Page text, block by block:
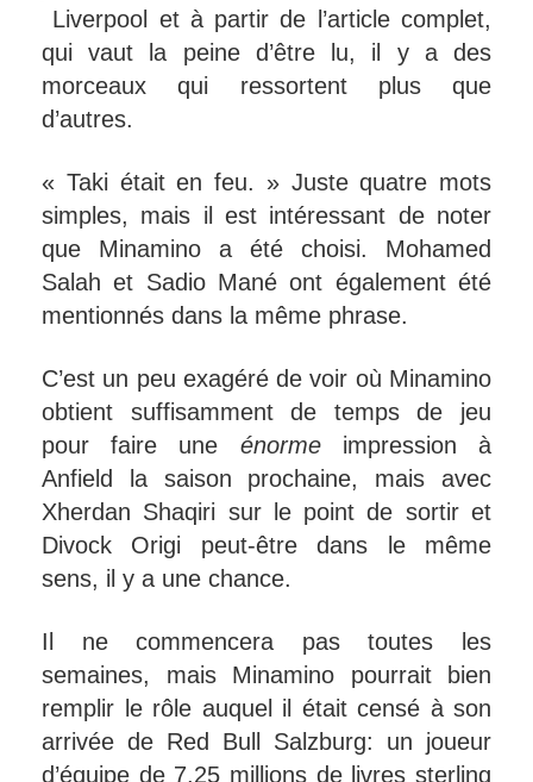
Liverpool et à partir de l’article complet,
qui vaut la peine d’être lu, il y a des
morceaux qui ressortent plus que
d’autres.
« Taki était en feu. » Juste quatre mots
simples, mais il est intéressant de noter
que Minamino a été choisi. Mohamed
Salah et Sadio Mané ont également été
mentionnés dans la même phrase.
C’est un peu exagéré de voir où Minamino
obtient suffisamment de temps de jeu
pour faire une énormeimpression à
Anfield la saison prochaine, mais avec
Xherdan Shaqiri sur le point de sortir et
Divock Origi peut-être dans le même
sens, il y a une chance.
Il ne commencera pas toutes les
semaines, mais Minamino pourrait bien
remplir le rôle auquel il était censé à son
arrivée de Red Bull Salzburg: un joueur
d’équipe de 7,25 millions de livres sterling